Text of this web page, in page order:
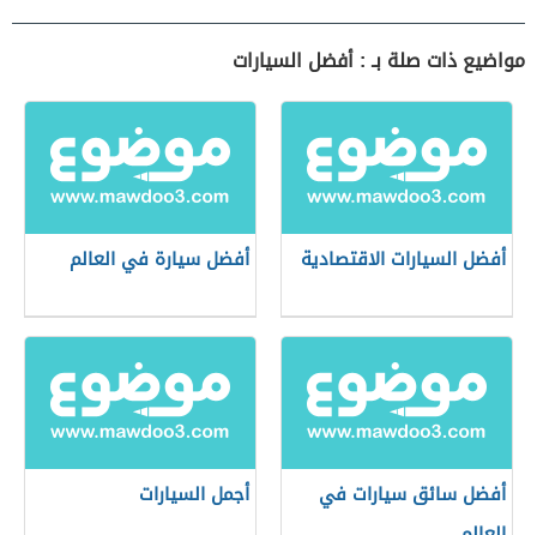
مواضيع ذات صلة بـ : أفضل السيارات
أفضل السيارات الاقتصادية أفضل سيارة في العالم
أفضل سائق سيارات في
أجمل السيارات